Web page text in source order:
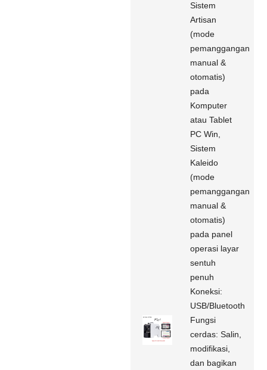
Sistem
Artisan
(mode
pemanggangan
manual &
otomatis)
pada
Komputer
atau Tablet
PC Win,
Sistem
Kaleido
(mode
pemanggangan
manual &
otomatis)
pada panel
operasi layar
sentuh
penuh
Koneksi:
USB/Bluetooth
Fungsi
cerdas: Salin,
modifikasi,
dan bagikan